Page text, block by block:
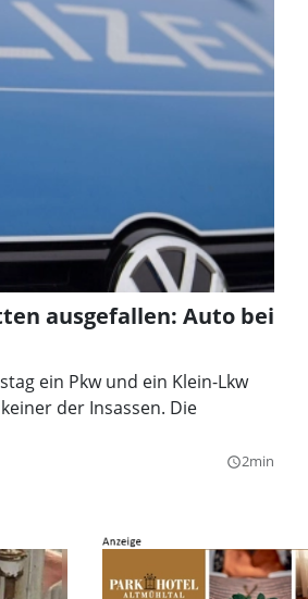
ausgefallen: Auto bei
ein Pkw und ein Klein-Lkw
der Insassen. Die
query_builder2min